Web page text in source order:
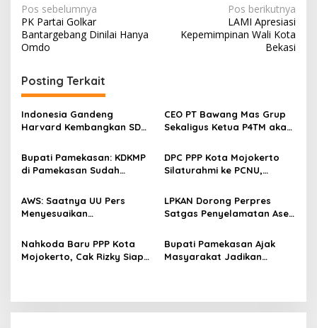
N
a
v
i
g
a
s
i
p
s
Pos sebelumnya
PK Partai Golkar
Bantargebang Dinilai Hanya
Omdo
Pos berikutnya
LAMI Apresiasi
Kepemimpinan Wali Kota
Bekasi
Posting Terkait
Indonesia Gandeng
Harvard Kembangkan SDM
Dunia
CEO PT Bawang Mas Grup
Sekaligus Ketua P4TM akan
Tembakau di Madura
Bupati Pamekasan: KDKMP
di Pamekasan Sudah
Selesai Akhir Juli 2026
DPC PPP Kota Mojokerto
Silaturahmi ke PCNU,
Masyarakat
AWS: Saatnya UU Pers
Menyesuaikan
Digital dan AI
LPKAN Dorong Perpres
Satgas Penyelamatan Aset
Pemberantasan Korupsi
Nahkoda Baru PPP Kota
Mojokerto, Cak Rizky Siap
Bupati Pamekasan Ajak
Masyarakat Jadikan